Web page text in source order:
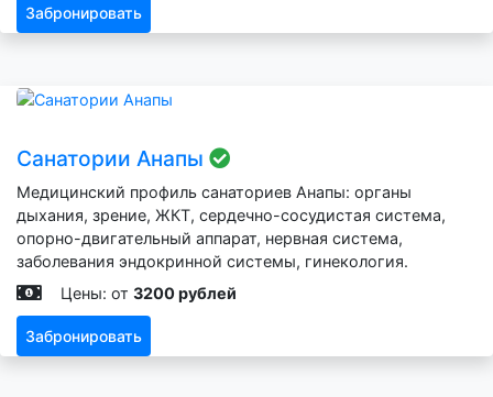
Забронировать
Санатории Анапы
Медицинский профиль санаториев Анапы: органы
дыхания, зрение, ЖКТ, сердечно-сосудистая система,
опорно-двигательный аппарат, нервная система,
заболевания эндокринной системы, гинекология.
Цены: от 3200 рублей
Забронировать